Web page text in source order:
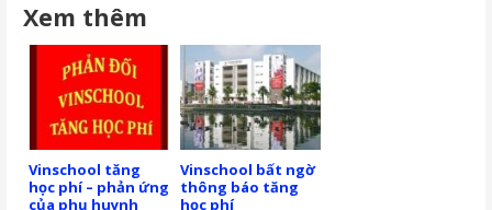
Xem thêm
Vinschool tăng
học phí – phản ứng
của phụ huynh
Vinschool bất ngờ
thông báo tăng
học phí